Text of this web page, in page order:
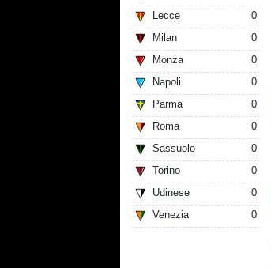
Lecce
0
Milan
0
Monza
0
Napoli
0
Parma
0
Roma
0
Sassuolo
0
Torino
0
Udinese
0
Venezia
0